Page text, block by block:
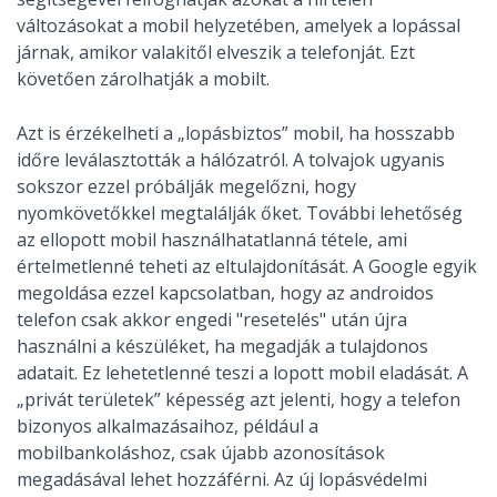
változásokat a mobil helyzetében, amelyek a lopással
járnak, amikor valakitől elveszik a telefonját. Ezt
követően zárolhatják a mobilt.
Azt is érzékelheti a „lopásbiztos” mobil, ha hosszabb
időre leválasztották a hálózatról. A tolvajok ugyanis
sokszor ezzel próbálják megelőzni, hogy
nyomkövetőkkel megtalálják őket. További lehetőség
az ellopott mobil használhatatlanná tétele, ami
értelmetlenné teheti az eltulajdonítását. A Google egyik
megoldása ezzel kapcsolatban, hogy az androidos
telefon csak akkor engedi "resetelés" után újra
használni a készüléket, ha megadják a tulajdonos
adatait. Ez lehetetlenné teszi a lopott mobil eladását. A
„privát területek” képesség azt jelenti, hogy a telefon
bizonyos alkalmazásaihoz, például a
mobilbankoláshoz, csak újabb azonosítások
megadásával lehet hozzáférni. Az új lopásvédelmi